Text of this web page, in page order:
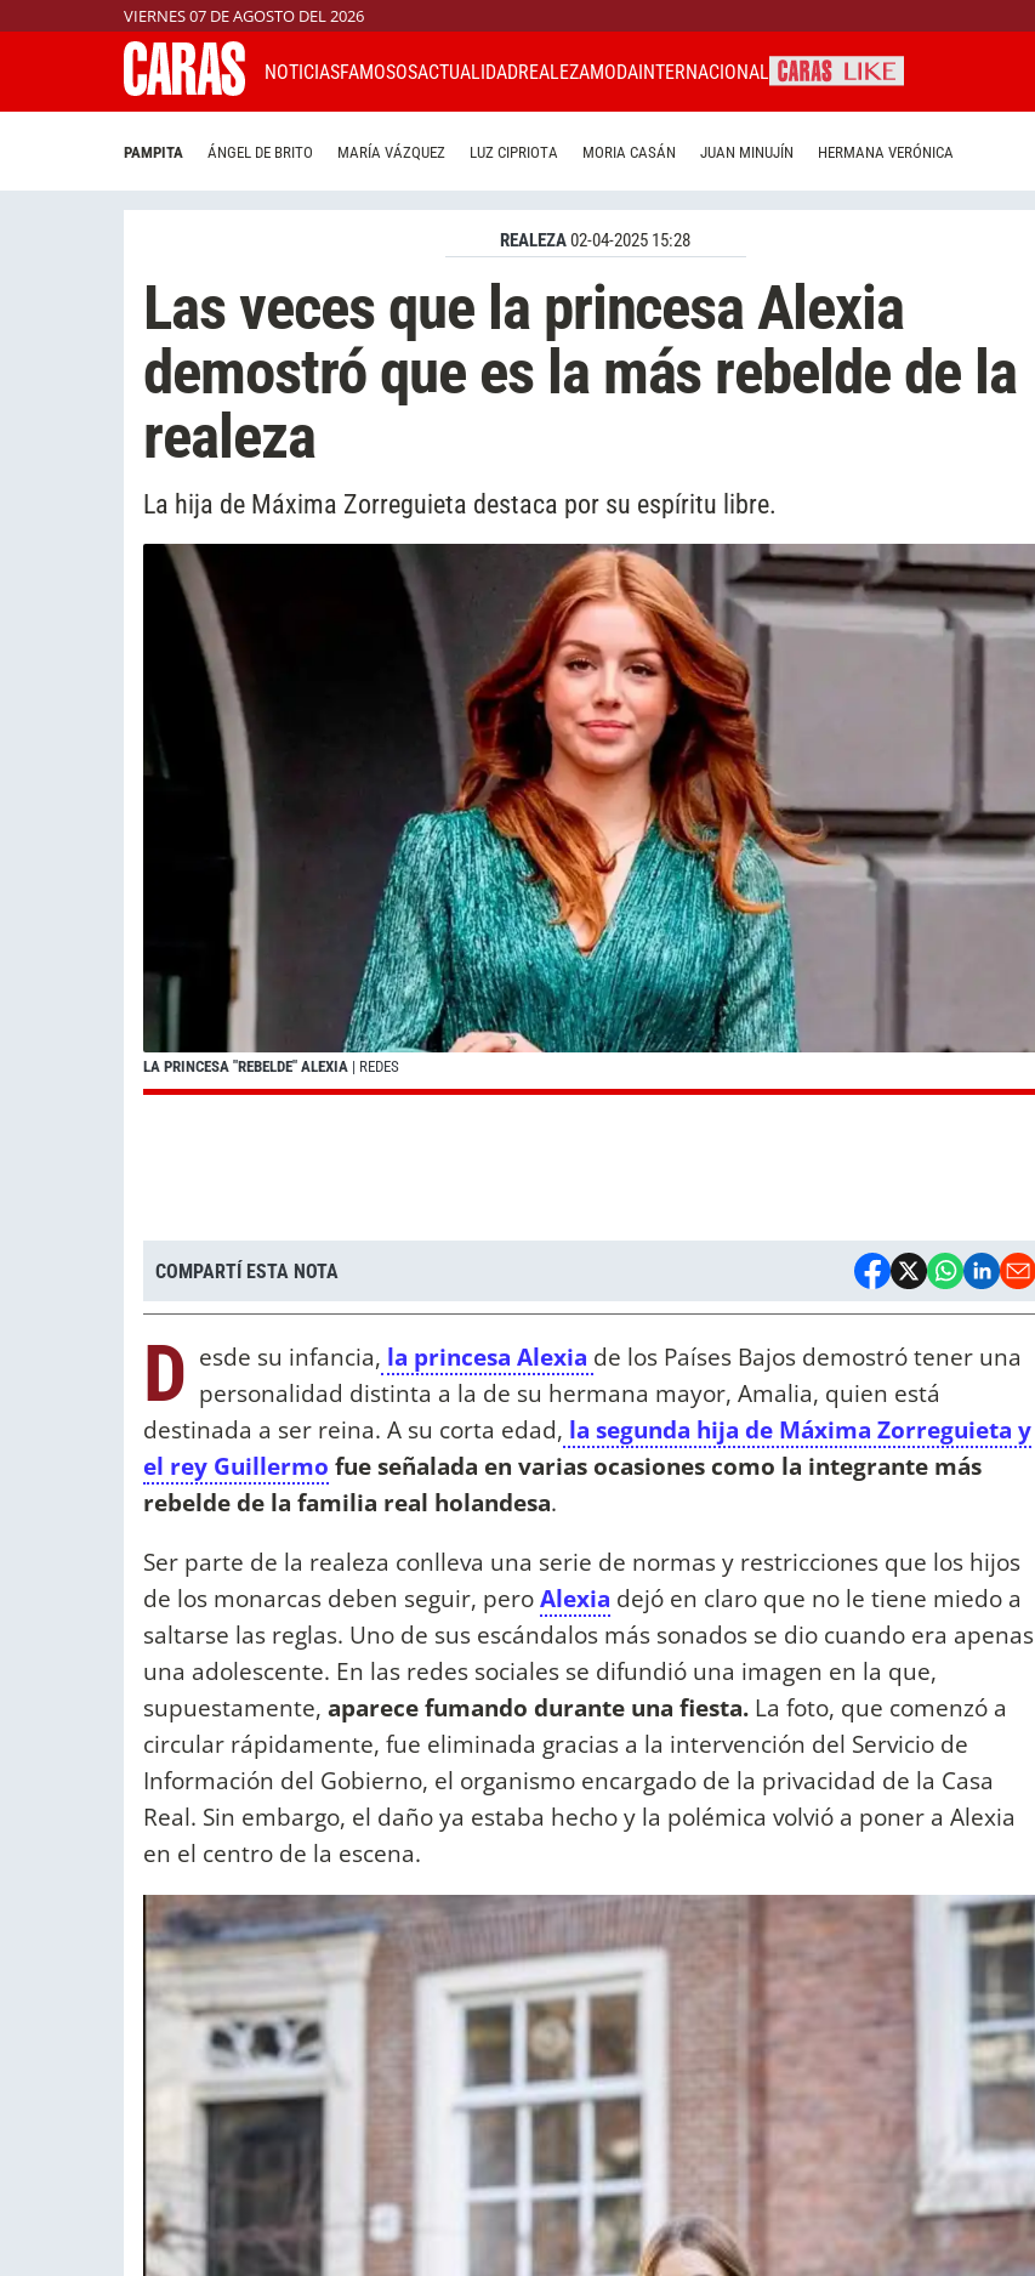
VIERNES 07 DE AGOSTO DEL 2026
NOTICIASFAMOSOSACTUALIDADREALEZAMODAINTERNACIONAL
PAMPITA ÁNGEL DE BRITO MARÍA VÁZQUEZ LUZ CIPRIOTA MORIA CASÁN JUAN MINUJÍN HERMANA VERÓNICA
REALEZA02-04-2025 15:28
Las veces que la princesa Alexia
demostró que es la más rebelde de la
realeza
La hija de Máxima Zorreguieta destaca por su espíritu libre.
LA PRINCESA "REBELDE" ALEXIA | REDES
COMPARTÍ ESTA NOTA
D esde su infancia, la princesa Alexia de los Países Bajos demostró tener una
personalidad distinta a la de su hermana mayor, Amalia, quien está
destinada a ser reina. A su corta edad, la segunda hija de Máxima Zorreguieta y
el rey Guillermo fue señalada en varias ocasiones como la integrante más
rebelde de la familia real holandesa.
Ser parte de la realeza conlleva una serie de normas y restricciones que los hijos
de los monarcas deben seguir, peroAlexia dejó en claro que no le tiene miedo a
saltarse las reglas. Uno de sus escándalos más sonados se dio cuando era apenas
una adolescente. En las redes sociales se difundió una imagen en la que,
supuestamente, aparece fumando durante una fiesta. La foto, que comenzó a
circular rápidamente, fue eliminada gracias a la intervención del Servicio de
Información del Gobierno, el organismo encargado de la privacidad de la Casa
Real. Sin embargo, el daño ya estaba hecho y la polémica volvió a poner a Alexia
en el centro de la escena.